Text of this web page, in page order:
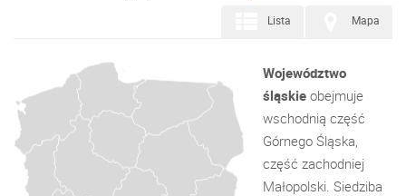
Mapa
Lista
Województwo
śląskie obejmuje
wschodnią część
Górnego Śląska,
część zachodniej
Małopolski. Siedziba